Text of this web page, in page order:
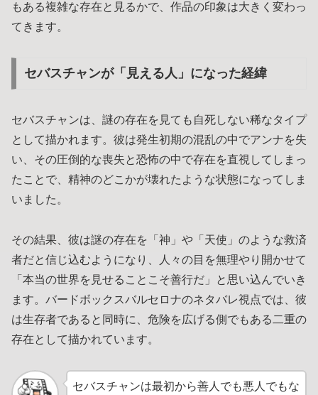
もある複雑な存在と見るかで、作品の印象は大きく変わっ
てきます。
セバスチャンが「見える人」になった経緯
セバスチャンは、謎の存在を見ても自死しない稀なタイプ
として描かれます。彼は発生初期の混乱の中でアンナを失
い、その圧倒的な喪失と恐怖の中で存在を直視してしまっ
たことで、精神のどこかが壊れたような状態になってしま
いました。
その結果、彼は謎の存在を「神」や「天使」のような救済
者だと信じ込むようになり、人々の目を無理やり開かせて
「本当の世界を見せることこそ善行だ」と思い込んでいき
ます。バードボックスバルセロナのネタバレ視点では、彼
は生存者であると同時に、危険を広げる側でもある二重の
存在として描かれています。
セバスチャンは最初から善人でも悪人でもな